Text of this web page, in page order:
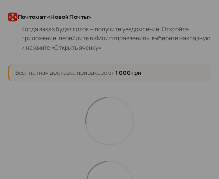
Почтомат «Новой Почты»
Когда заказ будет готов — получите уведомление. Откройте
приложение, перейдите в «Мои отправления», выберите накладную
и нажмите «Открыть ячейку».
Бесплатная доставка при заказе от1 000 грн